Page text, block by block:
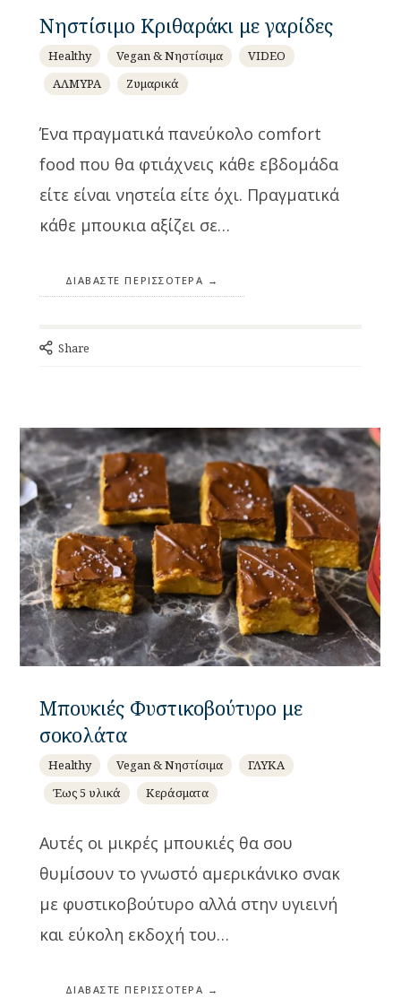
Νηστίσιμο Κριθαράκι με γαρίδες
Healthy Vegan & Νηστίσιμα
VIDEO
ΑΛΜΥΡΑ
Ζυμαρικά
Ένα πραγματικά πανεύκολο comfort
food που θα φτιάχνεις κάθε εβδομάδα
είτε είναι νηστεία είτε όχι. Πραγματικά
κάθε μπουκια αξίζει σε…
ΔΙΑΒΆΣΤΕ ΠΕΡΙΣΣΌΤΕΡΑ
Share
Μπουκιές Φυστικοβούτυρο με
σοκολάτα
Healthy Vegan & Νηστίσιμα
ΓΛΥΚΑ
Έως 5 υλικά
Κεράσματα
Αυτές οι μικρές μπουκιές θα σου
θυμίσουν το γνωστό αμερικάνικο σνακ
με φυστικοβούτυρο αλλά στην υγιεινή
και εύκολη εκδοχή του…
ΔΙΑΒΆΣΤΕ ΠΕΡΙΣΣΌΤΕΡΑ